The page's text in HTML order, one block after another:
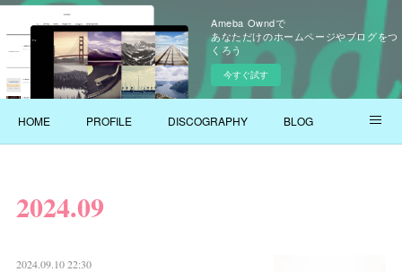
Ameba Owndで
あなただけのホームページやブログをつ
くろう
今すぐ試す
HOME PROFILE DISCOGRAPHY BLOG
2024.09
2024.09.10 22:30